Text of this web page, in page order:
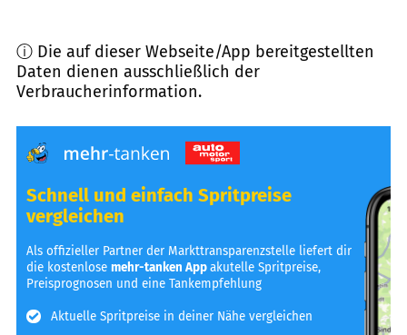
ⓘ Die auf dieser Webseite/App bereitgestellten
Daten dienen ausschließlich der
Verbraucherinformation.
Schnell und einfach Spritpreise
vergleichen
Als offizieller Partner der Markttransparenzstelle liefert dir
die kostenlosemehr-tanken Appakutelle Spritpreise,
Preisprognosen und eine Tankempfehlung
Aktuelle Spritpreise in deiner Nähe vergleichen